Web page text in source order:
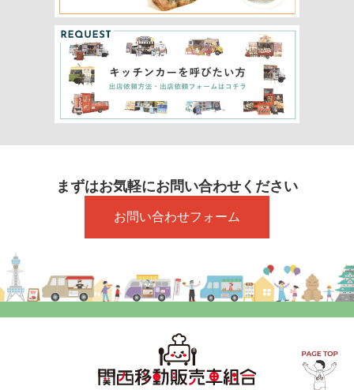
まずはお気軽にお問い合わせください
お問い合わせフォーム